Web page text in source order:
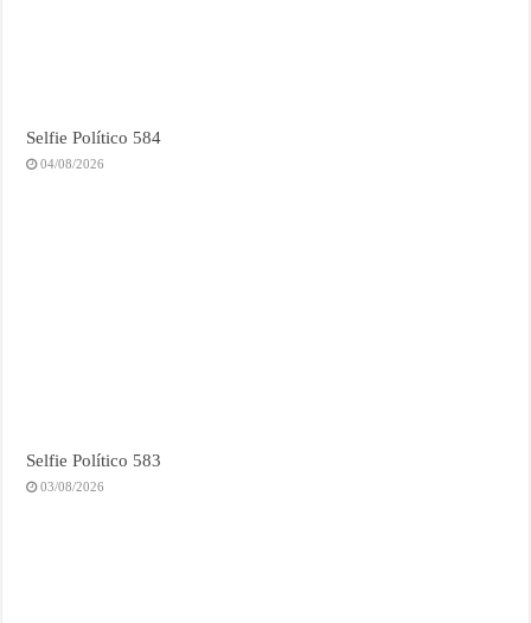
Selfie Político 584
04/08/2026
Selfie Político 583
03/08/2026